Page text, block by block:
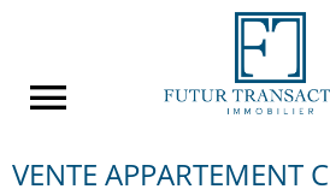
VENTE APPARTEMENT